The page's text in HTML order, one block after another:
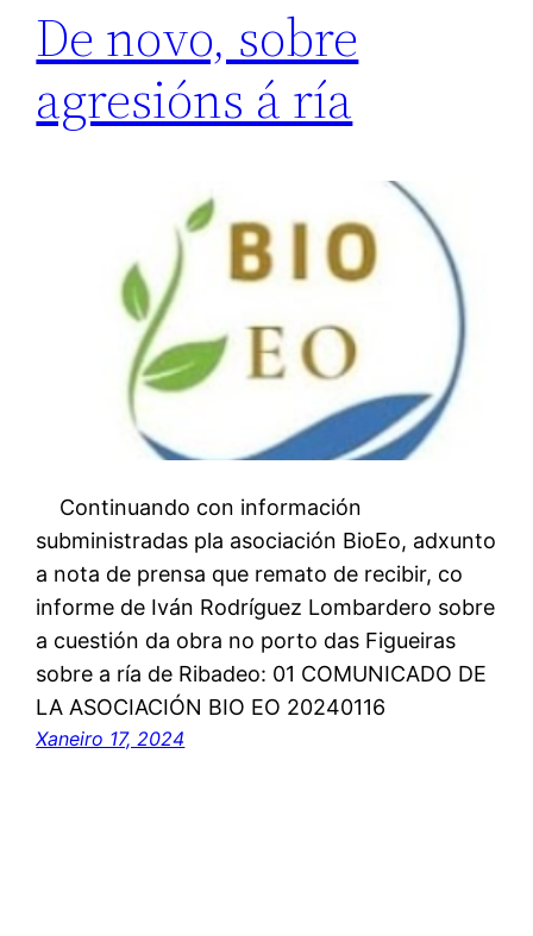
De novo, sobre
agresións á ría
Continuando con información
subministradas pla asociación BioEo, adxunto
a nota de prensa que remato de recibir, co
informe de Iván Rodríguez Lombardero sobre
a cuestión da obra no porto das Figueiras
sobre a ría de Ribadeo: 01 COMUNICADO DE
LA ASOCIACIÓN BIO EO 20240116
Xaneiro 17, 2024